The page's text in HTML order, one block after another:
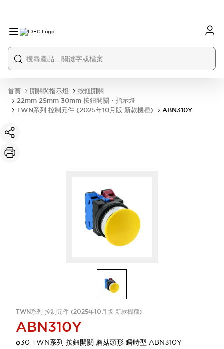
首頁 開關與指示燈
按鈕開關
22mm 25mm 30mm 按鈕開關・指示燈
TWN系列 控制元件 (2025年10月版 新款機種)
ABN310Y
TWN系列 控制元件 (2025年10月版 新款機種)
ABN310Y
φ30 TWN系列 按鈕開關 蘑菇頭形 瞬時型 ABN310Y